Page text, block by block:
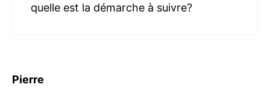
quelle est la démarche à suivre?
Pierre